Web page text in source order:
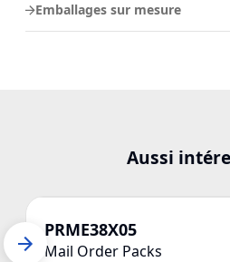
Emballages sur mesure
Aussi
PRME38X05
Mail Order Packs